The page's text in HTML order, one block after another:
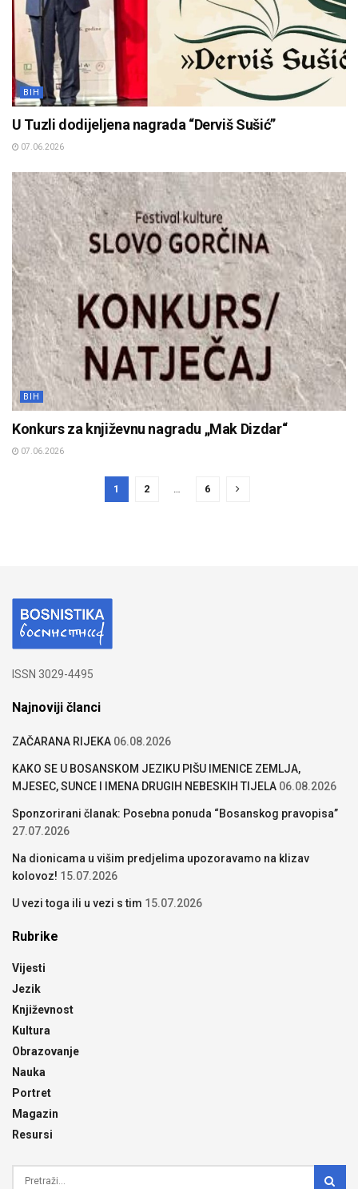
BIH
U Tuzli dodijeljena nagrada “Derviš Sušić”
07.06.2026
BIH
Konkurs za književnu nagradu „Mak Dizdar“
07.06.2026
1 2 … 6
ISSN 3029-4495
Najnoviji članci
ZAČARANA RIJEKA 06.08.2026
KAKO SE U BOSANSKOM JEZIKU PIŠU IMENICE ZEMLJA,
MJESEC, SUNCE I IMENA DRUGIH NEBESKIH TIJELA 06.08.2026
Sponzorirani članak: Posebna ponuda “Bosanskog pravopisa”
27.07.2026
Na dionicama u višim predjelima upozoravamo na klizav
kolovoz! 15.07.2026
U vezi toga ili u vezi s tim 15.07.2026
Rubrike
Vijesti
Jezik
Književnost
Kultura
Obrazovanje
Nauka
Portret
Magazin
Resursi